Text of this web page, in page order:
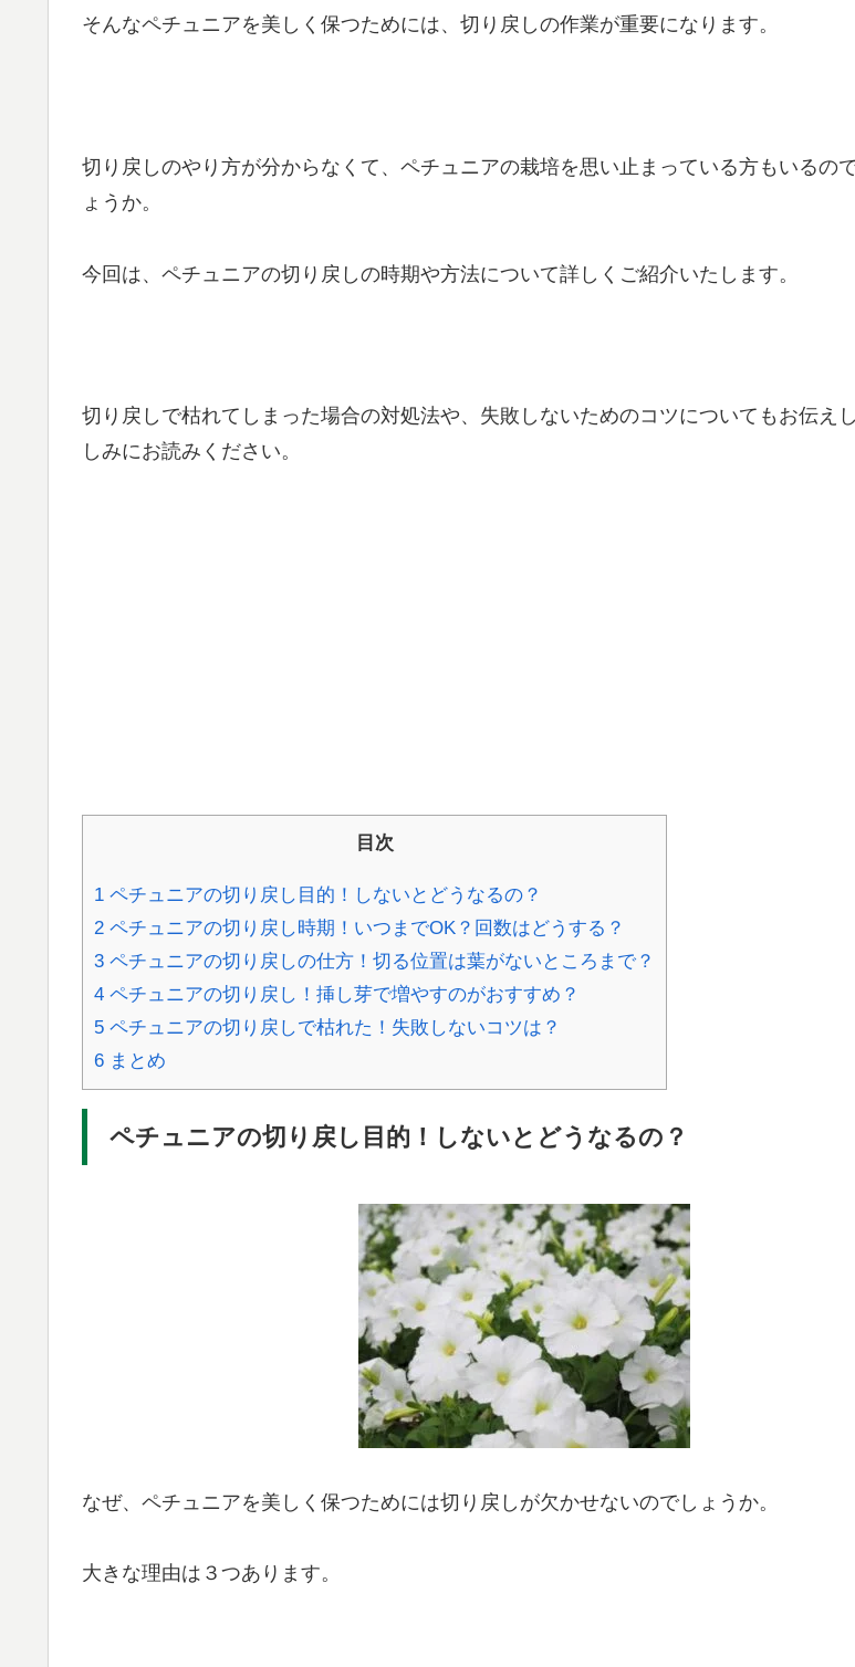
そんなペチュニアを美しく保つためには、切り戻しの作業が重要になります。
切り戻しのやり方が分からなくて、ペチュニアの栽培を思い止まっている方もいるの
ょうか。
今回は、ペチュニアの切り戻しの時期や方法について詳しくご紹介いたします。
切り戻しで枯れてしまった場合の対処法や、失敗しないためのコツについてもお伝え
しみにお読みください。
目次
1 ペチュニアの切り戻し目的！しないとどうなるの？
2 ペチュニアの切り戻し時期！いつまでOK？回数はどうする？
3 ペチュニアの切り戻しの仕方！切る位置は葉がないところまで？
4 ペチュニアの切り戻し！挿し芽で増やすのがおすすめ？
5 ペチュニアの切り戻しで枯れた！失敗しないコツは？
6 まとめ
ペチュニアの切り戻し目的！しないとどうなるの？
なぜ、ペチュニアを美しく保つためには切り戻しが欠かせないのでしょうか。
大きな理由は３つあります。